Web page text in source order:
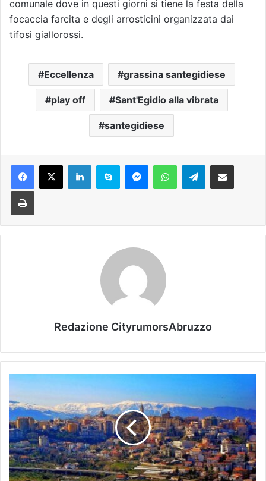
comunale dove in questi giorni si tiene la festa della
focaccia farcita e degli arrosticini organizzata dai
tifosi giallorossi.
Eccellenza grassina santegidiese
play off Sant'Egidio alla vibrata
santegidiese
Telegram
Redazione CityrumorsAbruzzo